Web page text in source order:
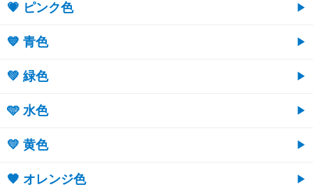
💗 ピンク色
💙 青色
💚 緑色
🩵 水色
💛 黄色
🧡 オレンジ色